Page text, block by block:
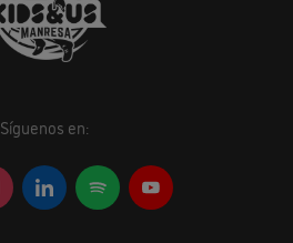
Síguenos en: